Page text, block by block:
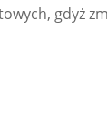
gdyż